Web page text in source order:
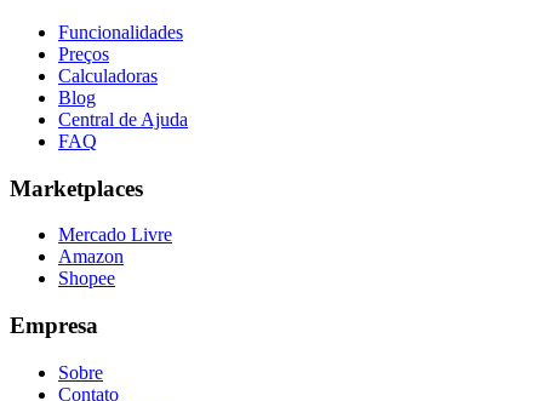
Funcionalidades
Preços
Calculadoras
Blog
Central de Ajuda
FAQ
Marketplaces
Mercado Livre
Amazon
Shopee
Empresa
Sobre
Contato